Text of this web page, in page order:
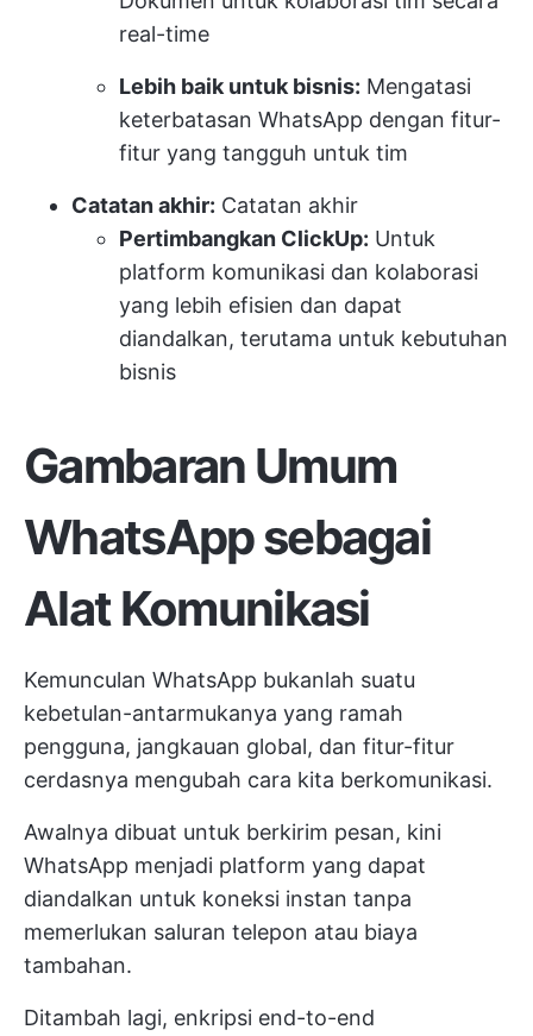
real-time
Lebih baik untuk bisnis: Mengatasi
keterbatasan WhatsApp dengan fitur-
fitur yang tangguh untuk tim
Catatan akhir: Catatan akhir
Pertimbangkan ClickUp: Untuk
platform komunikasi dan kolaborasi
yang lebih efisien dan dapat
diandalkan, terutama untuk kebutuhan
bisnis
Gambaran Umum
WhatsApp sebagai
Alat Komunikasi
Kemunculan WhatsApp bukanlah suatu
kebetulan-antarmukanya yang ramah
pengguna, jangkauan global, dan fitur-fitur
cerdasnya mengubah cara kita berkomunikasi.
Awalnya dibuat untuk berkirim pesan, kini
WhatsApp menjadi platform yang dapat
diandalkan untuk koneksi instan tanpa
memerlukan saluran telepon atau biaya
tambahan.
Ditambah lagi, enkripsi end-to-end